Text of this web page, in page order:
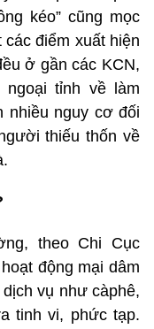
kéo” cũng mọc
điểm xuất hiện
ở gần các KCN,
ngoại tỉnh về làm
nhiều nguy cơ đối
thiếu thốn về
theo Chi Cục
động mại dâm
vụ như càphê,
tinh vi, phức tạp.